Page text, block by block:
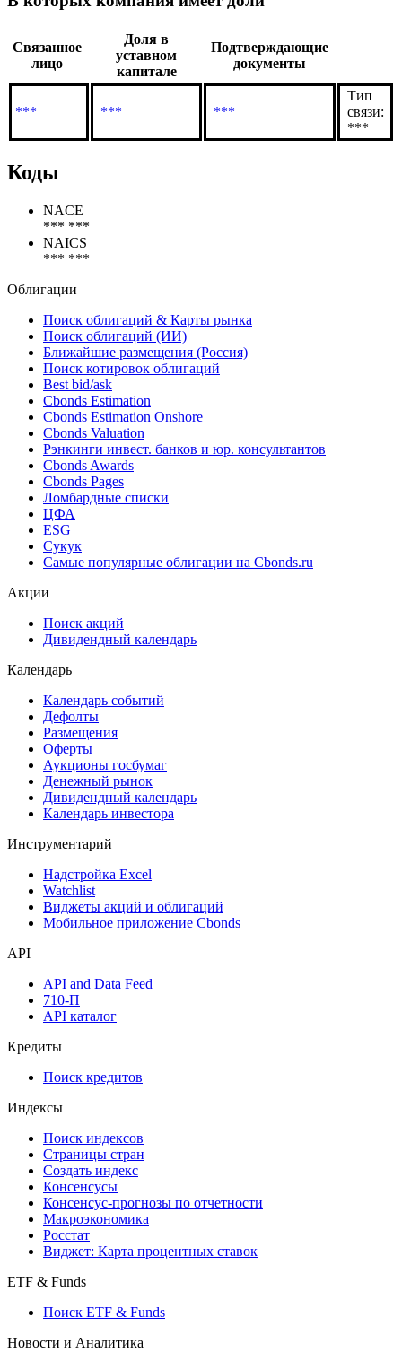
В которых компания имеет доли
Связанное
уставном
Подтверждающие
***
Коды
*** ***
*** ***
Облигации
Поиск облигаций & Карты рынка
Поиск облигаций (ИИ)
Ближайшие размещения (Россия)
Поиск котировок облигаций
Best bid/ask
Cbonds Estimation
Cbonds Estimation Onshore
Cbonds Valuation
Рэнкинги инвест. банков и юр. консультантов
Cbonds Awards
Cbonds Pages
Ломбардные списки
ESG
Самые популярные облигации на Cbonds.ru
Дивидендный календарь
Календарь
Календарь событий
Дефолты
Размещения
Оферты
Аукционы госбумаг
Денежный рынок
Календарь инвестора
Инструментарий
Надстройка Excel
Мобильное приложение Cbonds
API
API and Data Feed
API каталог
Кредиты
Поиск кредитов
Индексы
Поиск индексов
Страницы стран
Создать индекс
Консенсусы
Консенсус-прогнозы по отчетности
Макроэкономика
Виджет: Карта процентных ставок
ETF & Funds